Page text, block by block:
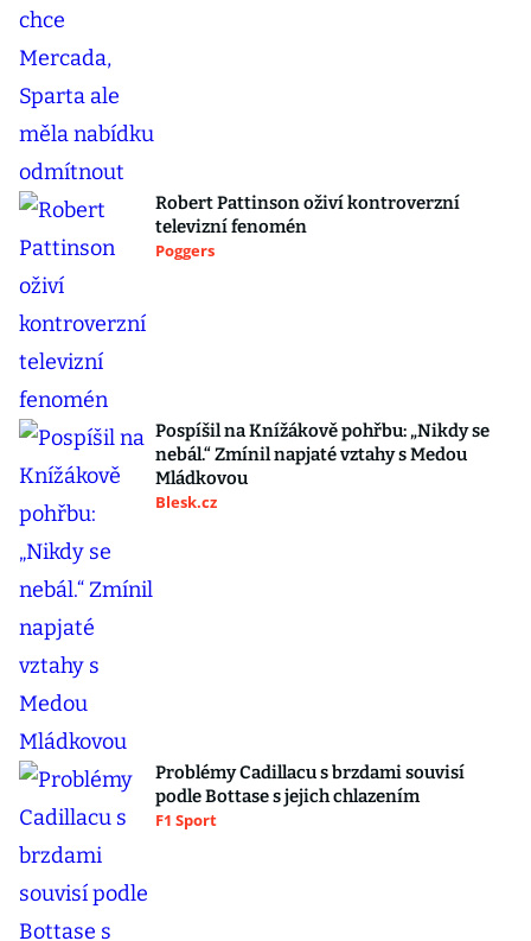
Robert Pattinson oživí kontroverzní
televizní fenomén
Poggers
Pospíšil na Knížákově pohřbu: „Nikdy se
nebál.“ Zmínil napjaté vztahy s Medou
Mládkovou
Blesk.cz
Problémy Cadillacu s brzdami souvisí
podle Bottase s jejich chlazením
F1 Sport